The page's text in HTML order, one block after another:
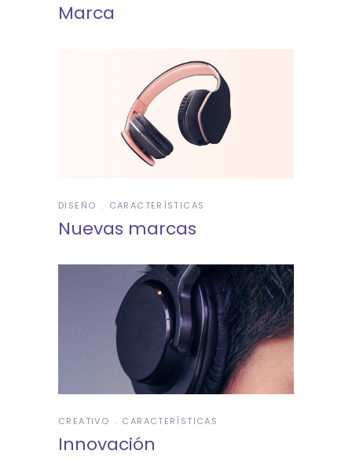
Marca
DISEÑO CARACTERÍSTICAS
Nuevas marcas
CREATIVO CARACTERÍSTICAS
Innovación